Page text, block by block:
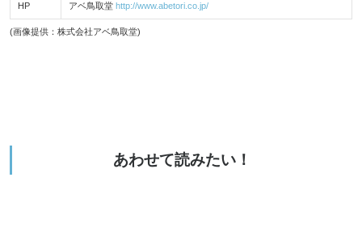
HP アベ鳥取堂 http://www.abetori.co.jp/
(画像提供：株式会社アベ鳥取堂)
あわせて読みたい！